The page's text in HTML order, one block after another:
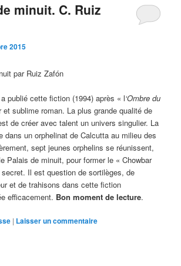
minuit. C. Ruiz
2015
publié cette fiction (1994) après « l‘Ombre du
et sublime roman. La plus grande qualité de
de créer avec talent un univers singulier. La
dans un orphelinat de Calcutta au milieu des
sept jeunes orphelins se réunissent,
Palais de minuit, pour former le « Chowbar
Il est question de sortilèges, de
et de trahisons dans cette fiction
efficacement. Bon moment de lecture.
| Laisser un commentaire